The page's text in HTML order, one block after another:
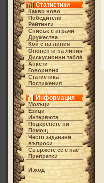
Статистики
Какво ново
Победители
Рейтинги
Списък с играчи
Дружества
Кой е на линия
Опоненти на линия
Дискусионни табла́
Анкети
Говорилня
Статистика
Постижения
Информация
Мозъци
Езици
Интервюта
Подкрепете ни
Помощ
Често задавани
въпроси
Свържете се с нас
Препратки
Изход